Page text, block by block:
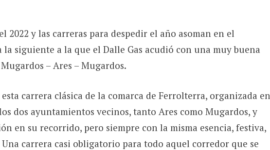
2022 y las carreras para despedir el año asoman en el
la siguiente a la que el Dalle Gas acudió con una muy buena
– Ares – Mugardos.
carrera clásica de la comarca de Ferrolterra, organizada en
dos ayuntamientos vecinos, tanto Ares como Mugardos, y
en su recorrido, pero siempre con la misma esencia, festiva,
carrera casi obligatorio para todo aquel corredor que se